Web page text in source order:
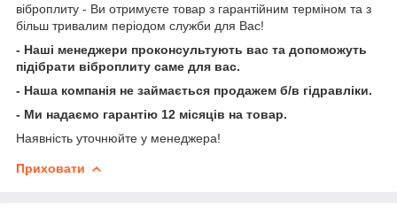
віброплиту - Ви отримуєте товар з гарантійним терміном та з
більш тривалим періодом служби для Вас!
- Наші менеджери проконсультують вас та допоможуть
підібрати віброплиту саме для вас.
- Наша компанія не займається продажем б/в гідравліки.
- Ми надаємо гарантію 12 місяців на товар.
Наявність уточнюйте у менеджера!
Приховати